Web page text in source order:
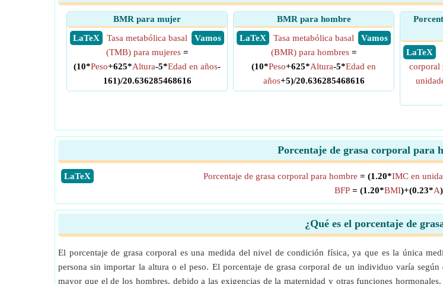
BMR para mujer
​ LaTeX
​ Vamos
Tasa metabólica basal
(TMB) para mujeres=
(10*Peso+625*Altura-5*Edad en años-
161)/20.636285468616
BMR para hombre
​ LaTeX
​ Vamos
Tasa metabólica basal
(BMR) para hombres=
(10*Peso+625*Altura-5*Edad en
años+5)/20.636285468616
​ LaTeX
corporal
Porcentaje de grasa corporal para
​LaTeX Porcentaje de grasa corporal para hombre = (1.20*IMC en
BFP = (1.20*BMI)+(0.23*A
¿Qué es el porcentaje de
El porcentaje de grasa corporal es una medida del nivel de condición física, ya que es la única
persona sin importar la altura o el peso. El porcentaje de grasa corporal de un individuo varía
mayor que el de los hombres, debido a las exigencias de la maternidad y otras funciones